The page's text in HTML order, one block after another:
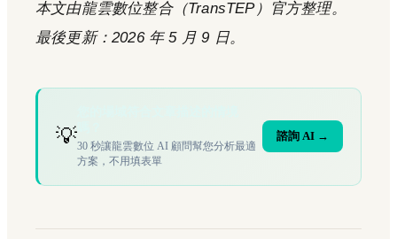
本文由龍雲數位整合（TransTEP）官方整理。
最後更新：2026 年 5 月 9 日。
💡30 秒讓龍雲數位 AI 顧問幫您分析最適
方案，不用填表單
諮詢 AI →